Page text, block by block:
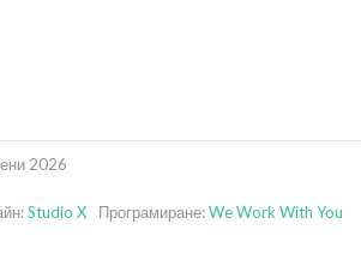
2026
Програмиране:We Work With You
Studio X